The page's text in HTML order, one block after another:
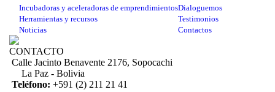
Incubadoras y aceleradoras de emprendimientos
Herramientas y recursos
Noticias
Dialoguemos
Testimonios
Contactos
CONTACTO
Calle Jacinto Benavente 2176, Sopocachi
La Paz - Bolivia
Teléfono: +591 (2) 211 21 41